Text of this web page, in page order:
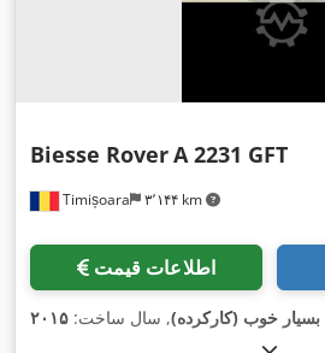
Timișoara ۳٬۱۴۴ km
Biesse RoverA 2231 GFT
اطلاعات قیمت
بسیار خوب (کارکرده), سال ساخت: ۲۰۱۵